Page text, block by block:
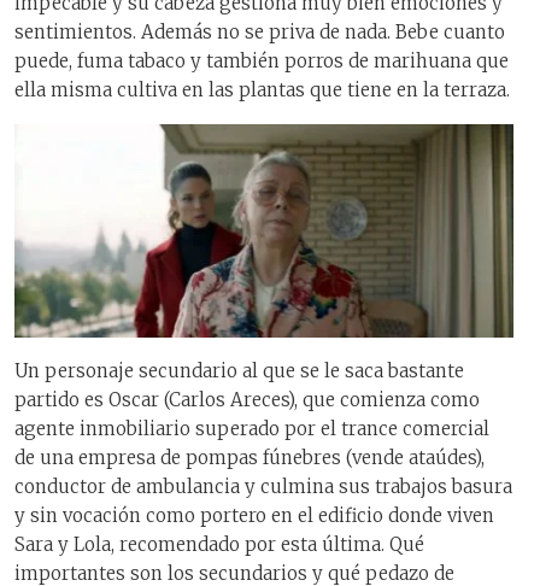
sentimientos. Además no se priva de nada. Bebe cuanto
puede, fuma tabaco y también porros de marihuana que
ella misma cultiva en las plantas que tiene en la terraza.
Un personaje secundario al que se le saca bastante
partido es Oscar (Carlos Areces), que comienza como
agente inmobiliario superado por el trance comercial
de una empresa de pompas fúnebres (vende ataúdes),
conductor de ambulancia y culmina sus trabajos basura
y sin vocación como portero en el edificio donde viven
Sara y Lola, recomendado por esta última. Qué
importantes son los secundarios y qué pedazo de